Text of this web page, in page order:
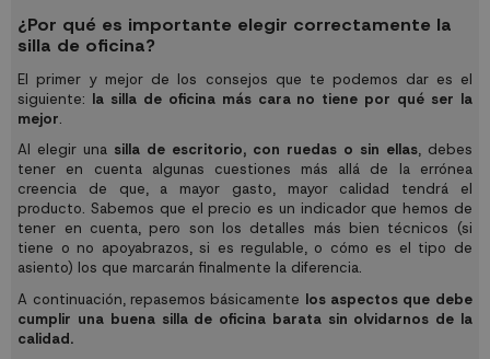
¿Por qué es importante elegir correctamente la
silla de oficina?
El primer y mejor de los consejos que te podemos dar es el
siguiente: la silla de oficina más cara no tiene por qué ser la
mejor.
Al elegir una silla de escritorio, con ruedas o sin ellas, debes
tener en cuenta algunas cuestiones más allá de la errónea
creencia de que, a mayor gasto, mayor calidad tendrá el
producto. Sabemos que el precio es un indicador que hemos de
tener en cuenta, pero son los detalles más bien técnicos (si
tiene o no apoyabrazos, si es regulable, o cómo es el tipo de
asiento) los que marcarán finalmente la diferencia.
A continuación, repasemos básicamente los aspectos que debe
cumplir una buena silla de oficina barata sin olvidarnos de la
calidad.